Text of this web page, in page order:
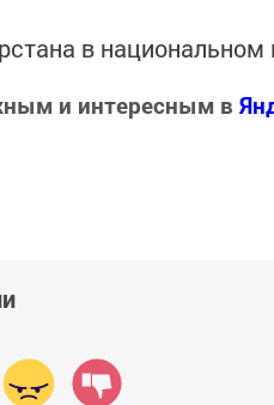
в
и интересным в